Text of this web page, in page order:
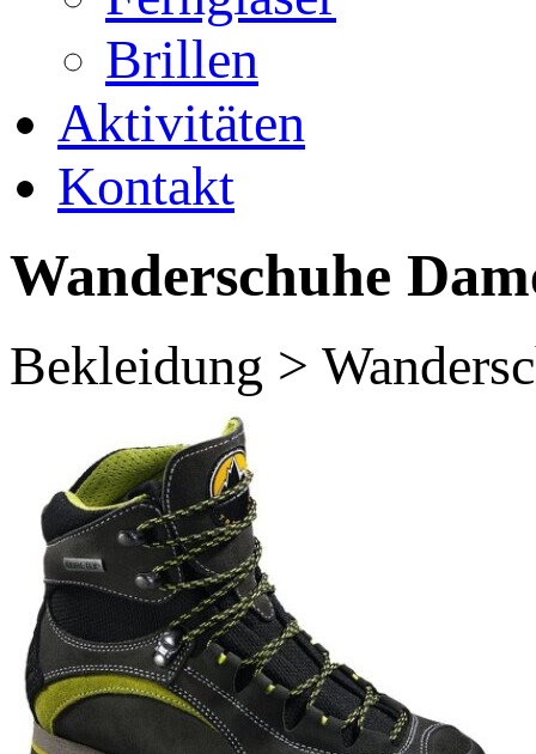
Brillen
Aktivitäten
Kontakt
Wanderschuhe
Bekleidung >